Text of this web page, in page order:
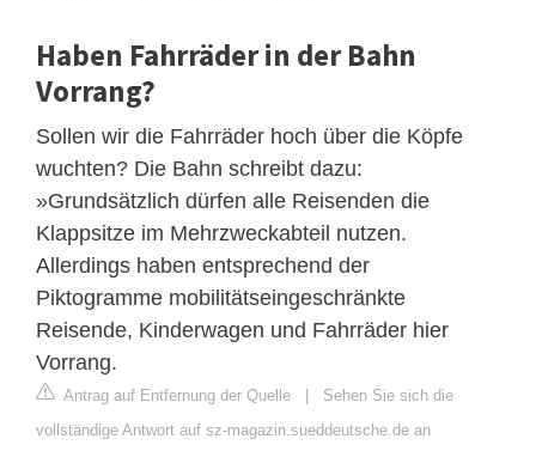
Haben Fahrräder in der Bahn
Vorrang?
Sollen wir die Fahrräder hoch über die Köpfe
wuchten? Die Bahn schreibt dazu:
»Grundsätzlich dürfen alle Reisenden die
Klappsitze im Mehrzweckabteil nutzen.
Allerdings haben entsprechend der
Piktogramme mobilitätseingeschränkte
Reisende, Kinderwagen und Fahrräder hier
Vorrang.
Antrag auf Entfernung der Quelle | Sehen Sie sich die
vollständige Antwort auf sz-magazin.sueddeutsche.de an